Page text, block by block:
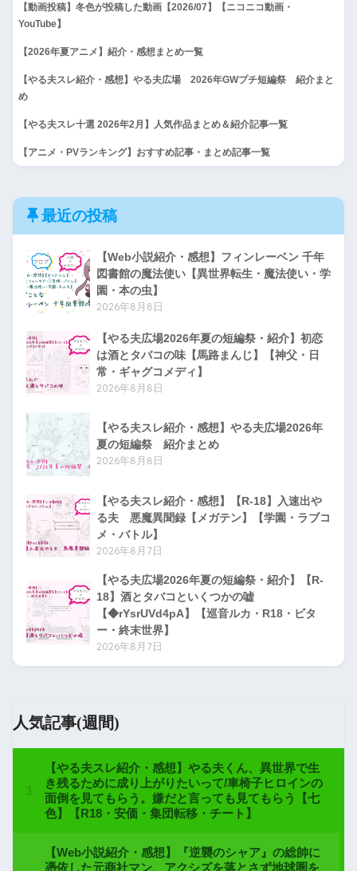
【動画投稿】冬色が投稿した動画【2026/07】【ニコニコ動画・
YouTube】
【2026年夏アニメ】紹介・感想まとめ一覧
【やる夫スレ紹介・感想】やる夫広場 2026年GWプチ短編祭 紹介まと
め
【やる夫スレ十選 2026年2月】人気作品まとめ＆紹介記事一覧
【アニメ・PVランキング】おすすめ記事・まとめ記事一覧
最近の投稿
【Web小説紹介・感想】フィンレーベン 千年
図書館の魔法使い【異世界転生・魔法使い・学
園・本の虫】
2026年8月8日
【やる夫広場2026年夏の短編祭・紹介】初恋
は酒とタバコの味【馬路まんじ】【神父・日
常・ギャグコメディ】
2026年8月8日
【やる夫スレ紹介・感想】やる夫広場2026年
夏の短編祭 紹介まとめ
2026年8月8日
【やる夫スレ紹介・感想】【R-18】入速出や
る夫 悪魔異聞録【メガテン】【学園・ラブコ
メ・バトル】
2026年8月7日
【やる夫広場2026年夏の短編祭・紹介】【R-
18】酒とタバコといくつかの嘘
【◆rYsrUVd4pA】【巡音ルカ・R18・ビタ
ー・終末世界】
2026年8月7日
人気記事(週間)